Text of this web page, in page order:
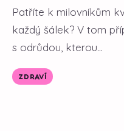
Patříte k milovníkům
každý šálek? V tom
s odrůdou, kterou...
ZDRAVÍ